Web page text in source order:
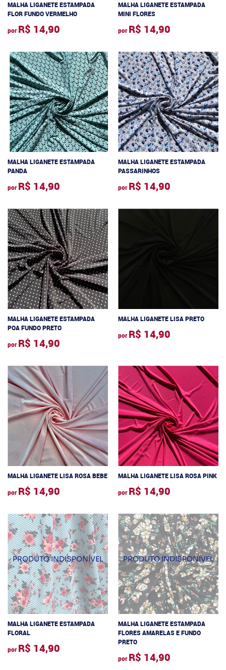
MALHA LIGANETE ESTAMPADA
FLOR FUNDO VERMELHO
por R$ 14,90
MALHA LIGANETE ESTAMPADA
MINI FLORES
por R$ 14,90
MALHA LIGANETE ESTAMPADA
PANDA
por R$ 14,90
MALHA LIGANETE ESTAMPADA
PASSARINHOS
por R$ 14,90
MALHA LIGANETE ESTAMPADA
POA FUNDO PRETO
por R$ 14,90
MALHA LIGANETE LISA PRETO
por R$ 14,90
MALHA LIGANETE LISA ROSA BEBE
por R$ 14,90
MALHA LIGANETE LISA ROSA PINK
por R$ 14,90
MALHA LIGANETE ESTAMPADA
FLORAL
por R$ 14,90
MALHA LIGANETE ESTAMPADA
FLORES AMARELAS E FUNDO
PRETO
por R$ 14,90